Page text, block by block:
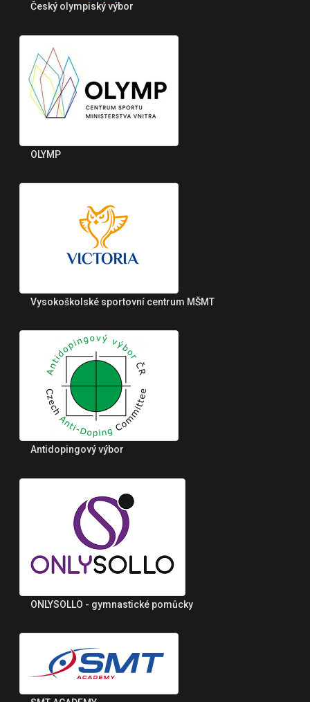
Český olympiský výbor
OLYMP
Vysokoškolské sportovní centrum MŠMT
Antidopingový výbor
ONLYSOLLO - gymnastické pomůcky